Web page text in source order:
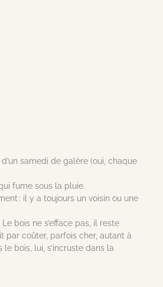
samedi de galère (oui, chaque
fume sous la pluie.
: il y a toujours un voisin ou une
bois ne s’efface pas, il reste
par coûter, parfois cher, autant à
bois, lui, s’incruste dans la